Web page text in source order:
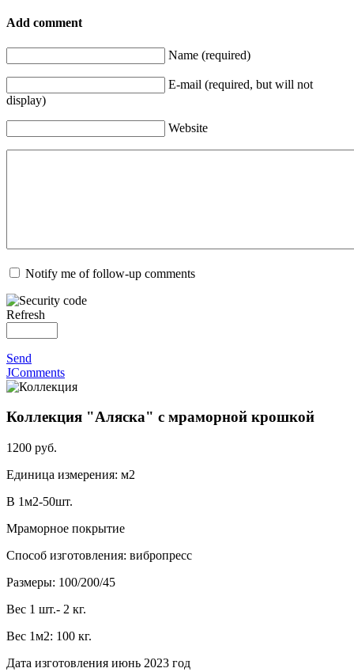
Add comment
Name (required)
E-mail (required, but will not
display)
Website
Notify me of follow-up comments
Refresh
Send
JComments
Коллекция "Аляска" с мраморной крошкой
1200 руб.
Единица измерения: м2
В 1м2-50шт.
Мраморное покрытие
Cпособ изготовления: вибропресс
Размеры: 100/200/45
Вес 1 шт.- 2 кг.
Вес 1м2: 100 кг.
Дата изготовления июнь 2023 год